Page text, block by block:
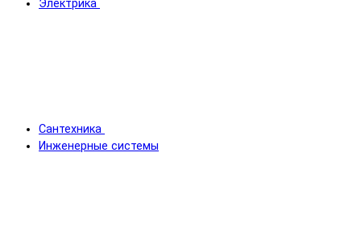
Электрика
Сантехника
Инженерные системы